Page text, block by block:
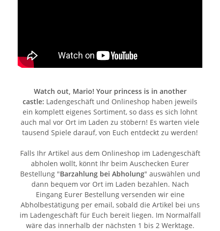
Watch out, Mario! Your princess is in another
castle: Ladengeschäft und Onlineshop haben jeweils
ein komplett eigenes Sortiment, so dass es sich lohnt
auch mal vor Ort im Laden zu stöbern! Es warten viele
tausend Spiele darauf, von Euch entdeckt zu werden!
Falls Ihr Artikel aus dem Onlineshop im Ladengeschäft
abholen wollt, könnt Ihr beim Auschecken Eurer
Bestellung "Barzahlung bei Abholung" auswählen und
dann bequem vor Ort im Laden bezahlen. Nach
Eingang Eurer Bestellung versenden wir eine
Abholbestätigung per email, sobald die Artikel bei uns
im Ladengeschäft für Euch bereit liegen. Im Normalfall
wäre das innerhalb der nächsten 1 bis 2 Werktage.